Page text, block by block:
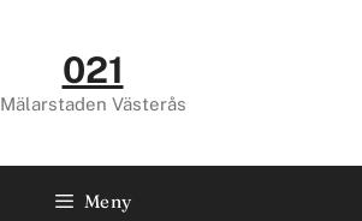
021
Mälarstaden Västerås
Meny